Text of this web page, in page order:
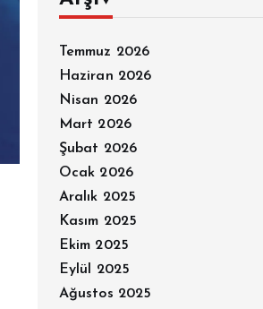
Temmuz 2026
Haziran 2026
Nisan 2026
Mart 2026
Şubat 2026
Ocak 2026
Aralık 2025
Kasım 2025
Ekim 2025
Eylül 2025
Ağustos 2025